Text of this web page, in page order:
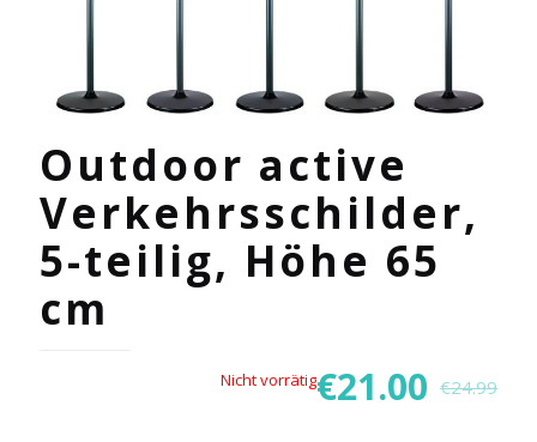
Outdoor active
Verkehrsschilder,
5-teilig, Höhe 65
cm
€24.99
€21.00
Nicht vorrätig